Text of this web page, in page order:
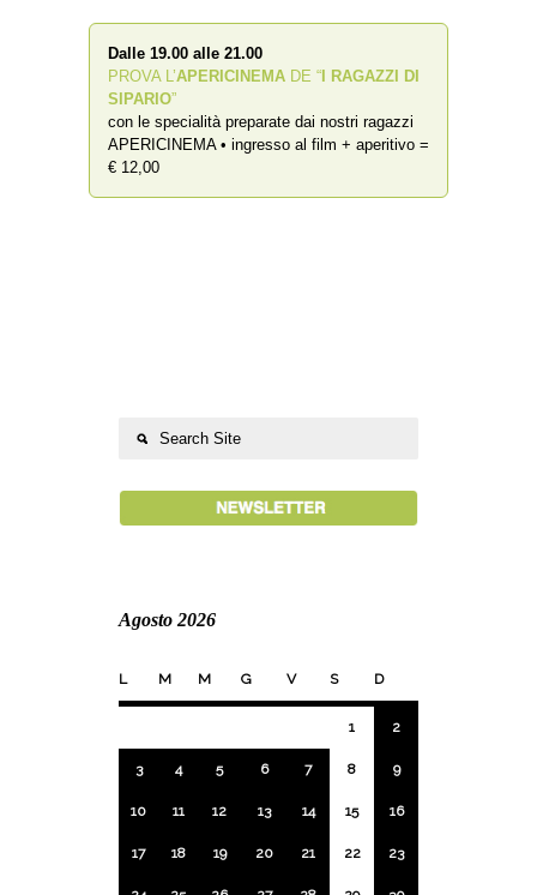
Dalle 19.00 alle 21.00
PROVA L’APERICINEMA DE “ I RAGAZZI DI
SIPARIO”
con le specialità preparate dai nostri ragazzi
APERICINEMA • ingresso al film + aperitivo =
€ 12,00
Agosto 2026
L M M G V S D
1 2
3 4 5 6 7 8 9
10 11 12 13 14 15 16
17 18 19 20 21 22 23